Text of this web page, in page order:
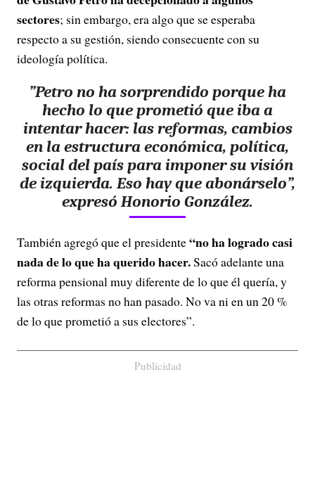
sectores; sin embargo, era algo que se esperaba
respecto a su gestión, siendo consecuente con su
ideología política.
”Petro no ha sorprendido porque ha
hecho lo que prometió que iba a
intentar hacer: las reformas, cambios
en la estructura económica, política,
social del país para imponer su visión
de izquierda. Eso hay que abonárselo”,
expresó Honorio González.
También agregó que el presidente“no ha logrado casi
nada de lo que ha querido hacer.Sacó adelante una
reforma pensional muy diferente de lo que él quería, y
las otras reformas no han pasado. No va ni en un 20 %
de lo que prometió a sus electores”.
Publicidad